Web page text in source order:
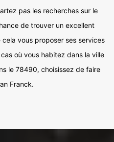
pas les recherches sur le
de trouver un excellent
vous proposer ses services
où vous habitez dans la ville
le 78490, choisissez de faire
Franck.